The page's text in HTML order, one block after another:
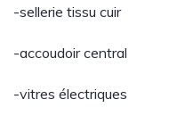
-sellerie tissu cuir
-accoudoir central
-vitres électriques